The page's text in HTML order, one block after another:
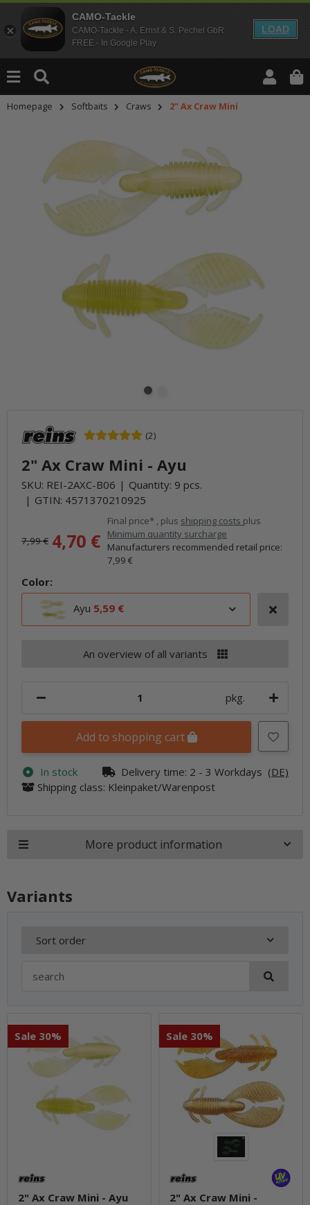
CAMO-Tackle
CAMO-Tackle - A. Ernst & S. Pechel GbR
FREE - In Google Play
LOAD
Homepage Softbaits Craws 2" Ax Craw Mini
Möchtest Du Inhalte von
bitte in den Einstellungen zur
lade
(2)
2" Ax Craw Mini - Ayu
SKU: REI-2AXC-B06
Quantity: 9 pcs.
GTIN: 4571370210925
7,99 € 4,70 €
Final price* , plus shipping costs plus
Minimum quantity surcharge
Manufacturers recommended retail price:
7,99 €
Color:
Ayu 5,59 €
An overview of all variants
pkg.
Add to shopping cart
In stock Delivery time: 2 - 3 Workdays (DE)
Shipping class: Kleinpaket/Warenpost
More product information
Variants
Sort order
Sale 30%
2" Ax Craw Mini - Ayu
Sale 30%
2" Ax Craw Mini -